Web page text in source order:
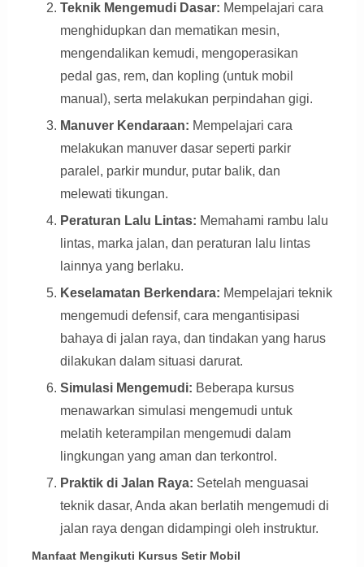
Teknik Mengemudi Dasar: Mempelajari cara
menghidupkan dan mematikan mesin,
mengendalikan kemudi, mengoperasikan
pedal gas, rem, dan kopling (untuk mobil
manual), serta melakukan perpindahan gigi.
Manuver Kendaraan: Mempelajari cara
melakukan manuver dasar seperti parkir
paralel, parkir mundur, putar balik, dan
melewati tikungan.
Peraturan Lalu Lintas: Memahami rambu lalu
lintas, marka jalan, dan peraturan lalu lintas
lainnya yang berlaku.
Keselamatan Berkendara: Mempelajari teknik
mengemudi defensif, cara mengantisipasi
bahaya di jalan raya, dan tindakan yang harus
dilakukan dalam situasi darurat.
Simulasi Mengemudi: Beberapa kursus
menawarkan simulasi mengemudi untuk
melatih keterampilan mengemudi dalam
lingkungan yang aman dan terkontrol.
Praktik di Jalan Raya: Setelah menguasai
teknik dasar, Anda akan berlatih mengemudi di
jalan raya dengan didampingi oleh instruktur.
Manfaat Mengikuti Kursus Setir Mobil